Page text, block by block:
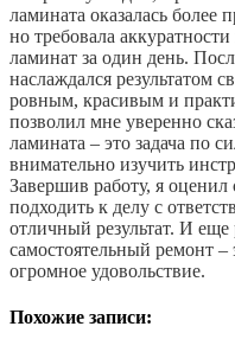
ламината оказалась
но требовала
ламинат за один день.
наслаждался результатом
ровным, красивым и
позволил мне уверенно
ламината – это задача по
внимательно изучить
Завершив работу, я
подходить к делу с
отличный результат. И еще
самостоятельный ремонт –
огромное удовольствие.
Похожие записи: